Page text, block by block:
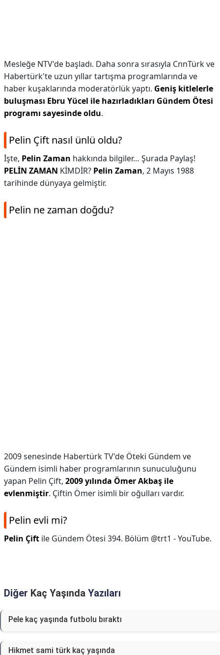
Mesleğe NTV'de başladı. Daha sonra sırasıyla CnnTürk ve
Habertürk'te uzun yıllar tartışma programlarında ve
haber kuşaklarında moderatörlük yaptı. Geniş kitlelerle
buluşması Ebru Yücel ile hazırladıkları Gündem Ötesi
programı sayesinde oldu.
Pelin Çift nasıl ünlü oldu?
İşte, Pelin Zaman hakkında bilgiler… Şurada Paylaş!
PELİN ZAMAN KİMDİR? Pelin Zaman, 2 Mayıs 1988
tarihinde dünyaya gelmiştir.
Pelin ne zaman doğdu?
2009 senesinde Habertürk TV'de Öteki Gündem ve
Gündem isimli haber programlarının sunuculuğunu
yapan Pelin Çift, 2009 yılında Ömer Akbaş ile
evlenmiştir. Çiftin Ömer isimli bir oğulları vardır.
Pelin evli mi?
Pelin Çift ile Gündem Ötesi 394. Bölüm @trt1 - YouTube.
Diğer Kaç Yaşında Yazıları
Pele kaç yaşında futbolu bıraktı
Hikmet sami türk kaç yaşında